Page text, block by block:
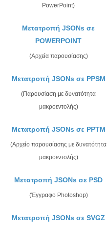
PowerPoint)
Μετατροπή JSONs σε
POWERPOINT
(Αρχεία παρουσίασης)
Μετατροπή JSONs σε PPSM
(Παρουσίαση με δυνατότητα
μακροεντολής)
Μετατροπή JSONs σε PPTM
(Αρχείο παρουσίασης με δυνατότητα
μακροεντολής)
Μετατροπή JSONs σε PSD
(Έγγραφο Photoshop)
Μετατροπή JSONs σε SVGZ